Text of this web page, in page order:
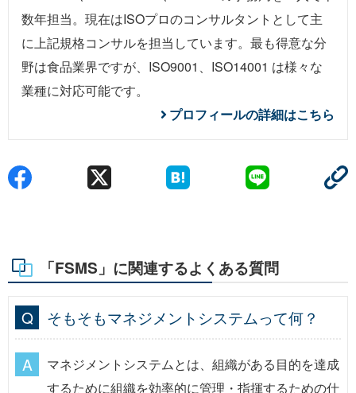
数年担当。現在はISOプロのコンサルタントとして主
に上記規格コンサルを担当しています。最も得意な分
野は食品業界ですが、ISO9001、ISO14001 は様々な
業種に対応可能です。
プロフィールの詳細はこちら
「FSMS」に関連するよくある質問
そもそもマネジメントシステムって何？
マネジメントシステムとは、組織がある目的を達成
するために組織を効率的に管理・指揮するための仕